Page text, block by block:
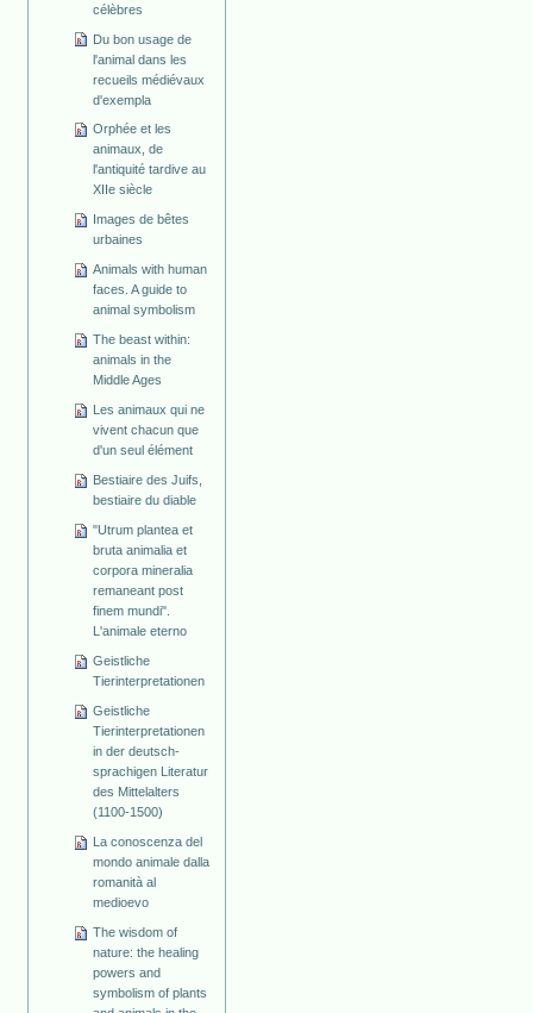
célèbres
Du bon usage de
l'animal dans les
recueils médiévaux
d'exempla
Orphée et les
animaux, de
l'antiquité tardive au
XIIe siècle
Images de bêtes
urbaines
Animals with human
faces. A guide to
animal symbolism
The beast within:
animals in the
Middle Ages
Les animaux qui ne
vivent chacun que
d'un seul élément
Bestiaire des Juifs,
bestiaire du diable
"Utrum plantea et
bruta animalia et
corpora mineralia
remaneant post
finem mundi".
L'animale eterno
Geistliche
Tierinterpretationen
Geistliche
Tierinterpretationen
in der deutsch-
sprachigen Literatur
des Mittelalters
(1100-1500)
La conoscenza del
mondo animale dalla
romanità al
medioevo
The wisdom of
nature: the healing
powers and
symbolism of plants